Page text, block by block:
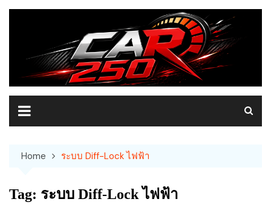
Skip
Home ระบบ Diff-Lock ไฟฟ้า
Tag: ระบบ Diff-Lock ไฟฟ้า